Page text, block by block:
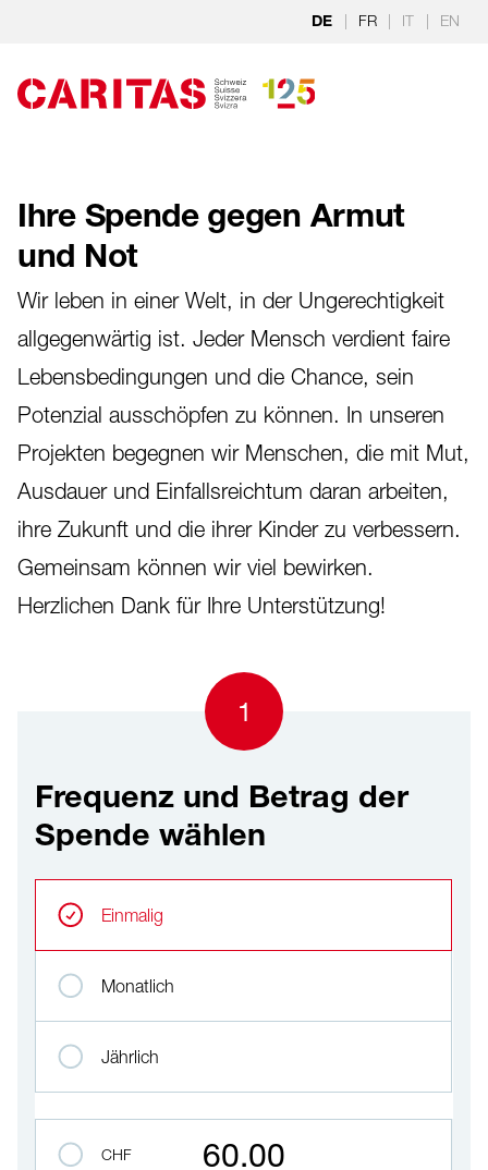
Zum Hauptinhalt springen
DE | FR | IT | EN
Ihre Spende gegen Armut
und Not
Wir leben in einer Welt, in der Ungerechtigkeit
allgegenwärtig ist. Jeder Mensch verdient faire
Lebensbedingungen und die Chance, sein
Potenzial ausschöpfen zu können. In unseren
Projekten begegnen wir Menschen, die mit Mut,
Ausdauer und Einfallsreichtum daran arbeiten,
ihre Zukunft und die ihrer Kinder zu verbessern.
Gemeinsam können wir viel bewirken.
Herzlichen Dank für Ihre Unterstützung!
1
Frequenz und Betrag der
Spende wählen
Einmalig
Monatlich
Jährlich
CHF 60.00